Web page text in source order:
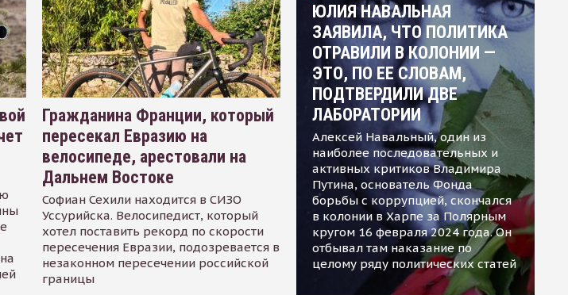
Гражданина Франции, который
пересекал Евразию на
велосипеде, арестовали на
Дальнем Востоке
Софиан Сехили находится в СИЗО
Уссурийска. Велосипедист, который
хотел поставить рекорд по скорости
пересечения Евразии, подозревается в
незаконном пересечении российской
границы
ЮЛИЯ НАВАЛЬНАЯ
ЗАЯВИЛА, ЧТО ПОЛИТИКА
ОТРАВИЛИ В КОЛОНИИ —
ЭТО, ПО ЕЕ СЛОВАМ,
ПОДТВЕРДИЛИ ДВЕ
ЛАБОРАТОРИИ
Алексей Навальный, один из
наиболее последовательных и
активных критиков Владимира
Путина, основатель Фонда
борьбы с коррупцией, скончался
в колонии в Харпе за Полярным
кругом 16 февраля 2024 года. Он
отбывал там наказание по
целому ряду политических статей